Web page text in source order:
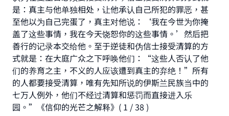
是：真主与他单独相处，让他承认自己所犯的罪恶，甚
至他以为自己完蛋了，真主对他说：‘我在今世为你掩
盖了这些事情，我在今天饶恕你的这些事情。’然后把
善行的记录本交给他。至于逆徒和伪信士接受清算的方
式就是：在大庭广众之下呼唤他们：“这些人否认了他
们的养育之主，不义的人应该遭到真主的弃绝！”所有
的人都要接受清算，唯有先知所说的伊斯兰民族当中的
七万人例外，他们不经过清算和惩罚而直接进入乐
园。”《信仰的光芒之解释》( 1 / 38 )
Make an impact on millions of lives
with your contribution today
Your support is crucial for our mission.
The Prophet (ﷺ) said:
"A person who leads others to doing what is
good will earn the same reward as those who
do it."